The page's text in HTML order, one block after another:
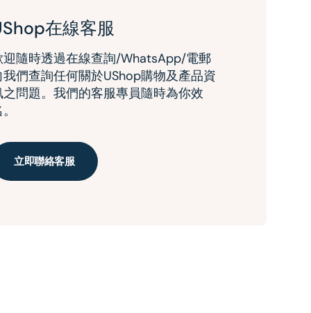
在線客服
迎隨時透過在線查詢/WhatsApp/電郵
我們查詢任何關於UShop購物及產品資
之問題。我們的客服專員隨時為你效
立即聯絡客服